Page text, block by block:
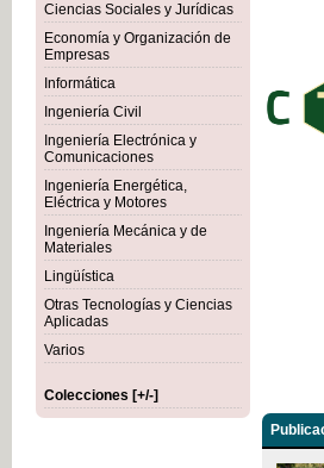
Ciencias Sociales y Jurídicas
Economía y Organización de
Empresas
Informática
Ingeniería Civil
Ingeniería Electrónica y
Comunicaciones
Ingeniería Energética,
Eléctrica y Motores
Ingeniería Mecánica y de
Materiales
Lingüística
Otras Tecnologías y Ciencias
Aplicadas
Varios
Colecciones [+/-]